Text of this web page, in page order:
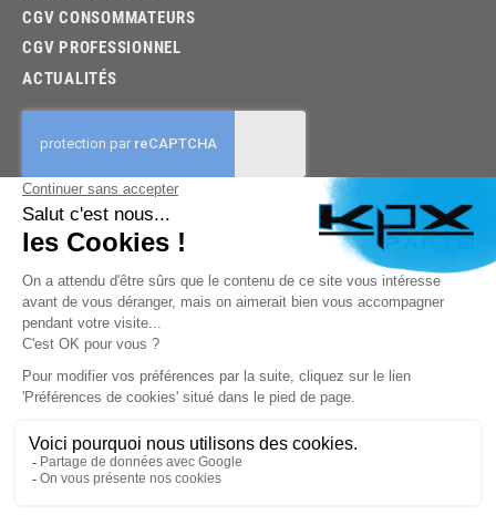
03.85.32.96.74
CGV CONSOMMATEURS
CGV PROFESSIONNEL
ACTUALITÉS